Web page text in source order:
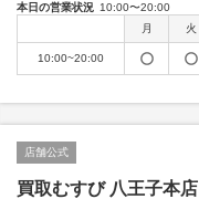
本日の営業状況 10:00〜20:00
月
火
10:00~20:00
店舗公式
買取むすび 八王子本店